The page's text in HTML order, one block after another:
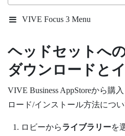
VIVE Focus 3 Menu
ヘッドセットへ
ダウンロードと
VIVE Business AppStoreから購
ロード/インストール方法につ
ロビーからライブラリーを